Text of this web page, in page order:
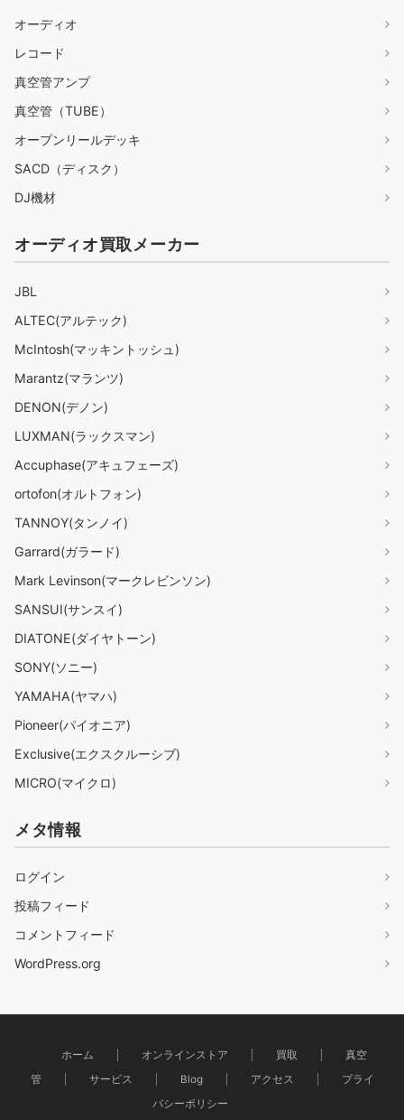
オーディオ
レコード
真空管アンプ
真空管（TUBE）
オープンリールデッキ
SACD（ディスク）
DJ機材
オーディオ買取メーカー
JBL
ALTEC(アルテック)
McIntosh(マッキントッシュ)
Marantz(マランツ)
DENON(デノン)
LUXMAN(ラックスマン)
Accuphase(アキュフェーズ)
ortofon(オルトフォン)
TANNOY(タンノイ)
Garrard(ガラード)
Mark Levinson(マークレビンソン)
SANSUI(サンスイ)
DIATONE(ダイヤトーン)
SONY(ソニー)
YAMAHA(ヤマハ)
Pioneer(パイオニア)
Exclusive(エクスクルーシブ)
MICRO(マイクロ)
メタ情報
ログイン
投稿フィード
コメントフィード
WordPress.org
ホーム オンラインストア 買取
真空
管
サービス Blog アクセス
プライ
バシーポリシー